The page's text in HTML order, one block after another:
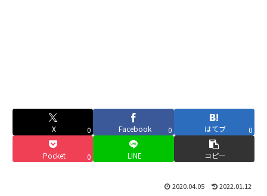
X 0 Facebook 0 はてブ 0
Pocket 0 LINE コピー
2020.04.05 2022.01.12